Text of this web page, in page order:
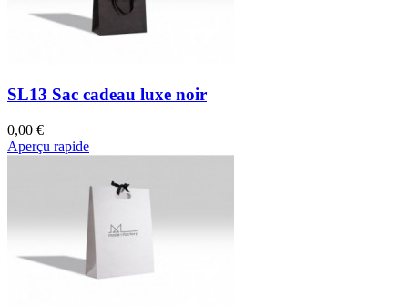
SL13 Sac cadeau luxe noir
0,00 €
Aperçu rapide